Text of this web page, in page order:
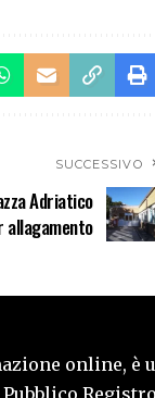
SUCCESSIVO
Adriatico
allagamento
online, è